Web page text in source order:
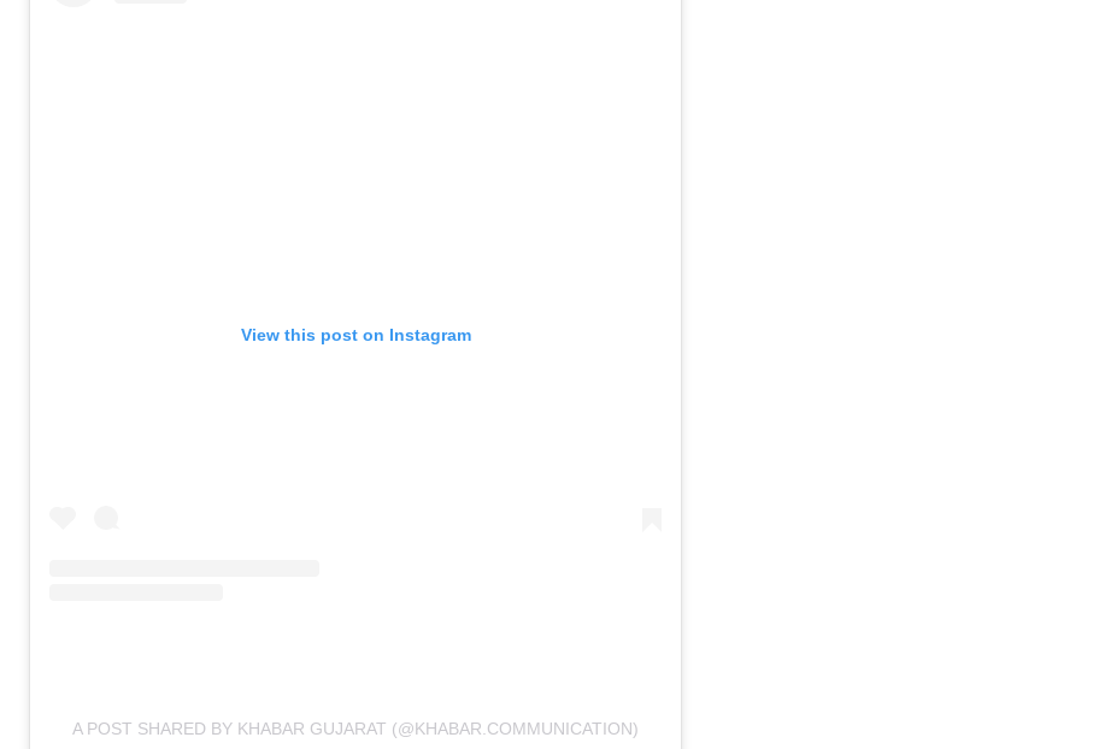
View this post on Instagram
A POST SHARED BY KHABAR GUJARAT (@KHABAR.COMMUNICATION)